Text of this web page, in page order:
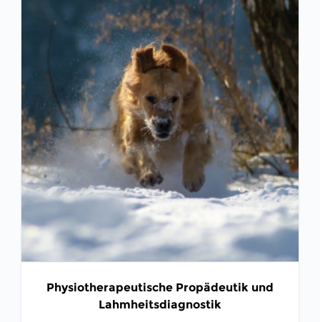
Physiotherapeutische Propädeutik und
Lahmheitsdiagnostik